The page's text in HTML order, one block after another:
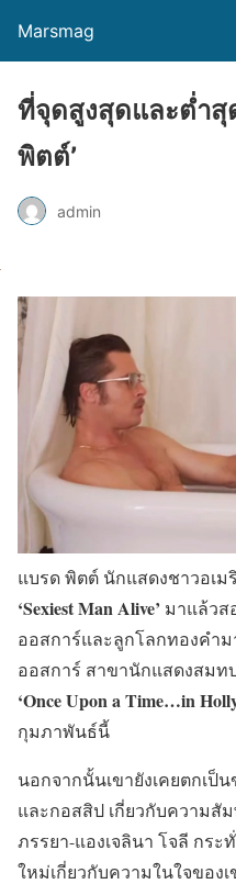
Marsmag
ที่จุดสูงสุดและต่ำสุ
พิตต์’
admin
แบรด พิตต์ นักแสดงชาวอเม
‘Sexiest Man Alive’ มาแล้วส
ออสการ์และลูกโลกทองคำ
ออสการ์ สาขานักแสดงสมท
‘Once Upon a Time…in
กุมภาพันธ์นี้
นอกจากนั้นเขายังเคยตกเป็
และกอสสิป เกี่ยวกับความสั
ภรรยา-แองเจลินา โจลี กระ
ใหม่เกี่ยวกับความในใจของ